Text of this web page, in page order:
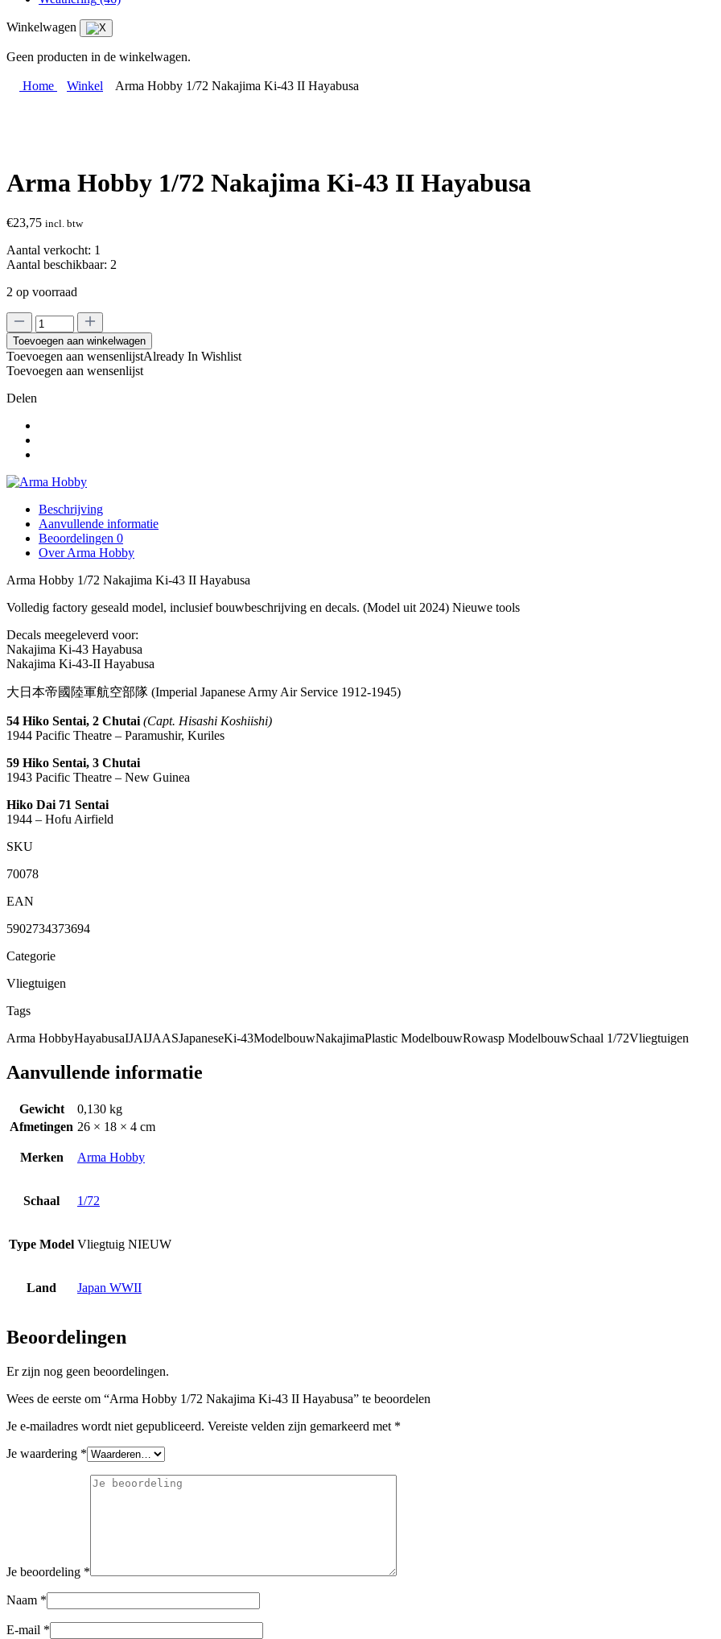
Winkelwagen
Geen producten in de winkelwagen.
Home Winkel Arma Hobby 1/72 Nakajima Ki-43 II Hayabusa
Arma Hobby 1/72 Nakajima Ki-43 II Hayabusa
€23,75 incl. btw
Aantal verkocht: 1
Aantal beschikbaar: 2
2 op voorraad
Arma
Hobby
1/72
Nakajima
Ki-
II
Toevoegen aan winkelwagen
Toevoegen aan wensenlijstAlready In Wishlist
Toevoegen aan wensenlijst
Delen
Beschrijving
Aanvullende informatie
Beoordelingen 0
Over Arma Hobby
Arma Hobby 1/72 Nakajima Ki-43 II Hayabusa
Volledig factory geseald model, inclusief bouwbeschrijving en decals. (Model uit 2024) Nieuwe tools
Decals meegeleverd voor:
Nakajima Ki-43 Hayabusa
Nakajima Ki-43-II Hayabusa
大日本帝國陸軍航空部隊 (Imperial Japanese Army Air Service 1912-1945)
54 Hiko Sentai, 2 Chutai (Capt. Hisashi Koshiishi)
1944 Pacific Theatre – Paramushir, Kuriles
59 Hiko Sentai, 3 Chutai
1943 Pacific Theatre – New Guinea
Hiko Dai 71 Sentai
1944 – Hofu Airfield
SKU
70078
EAN
5902734373694
Categorie
Vliegtuigen
Tags
Arma HobbyHayabusaIJAIJAASJapaneseKi-43ModelbouwNakajimaPlastic ModelbouwRowasp ModelbouwSchaal 1/72Vliegtuigen
Aanvullende informatie
Gewicht
0,130 kg
Afmetingen 26 × 18 × 4 cm
Merken Arma Hobby
Schaal 1/72
Type Model Vliegtuig NIEUW
Land Japan WWII
Beoordelingen
Er zijn nog geen beoordelingen.
Wees de eerste om “Arma Hobby 1/72 Nakajima Ki-43 II Hayabusa” te beoordelen
Je e-mailadres wordt niet gepubliceerd. Vereiste velden zijn gemarkeerd met *
Je waardering *
Je beoordeling *
Naam *
E-mail *